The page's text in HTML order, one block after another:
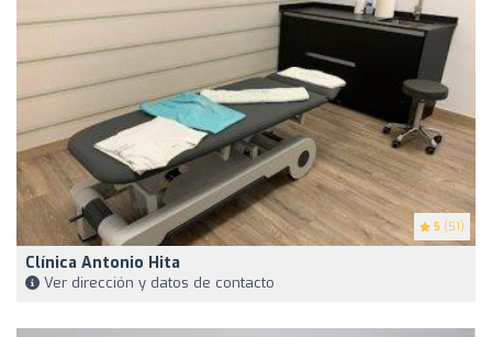
5 (51)
Clínica Antonio Hita
Ver dirección y datos de contacto